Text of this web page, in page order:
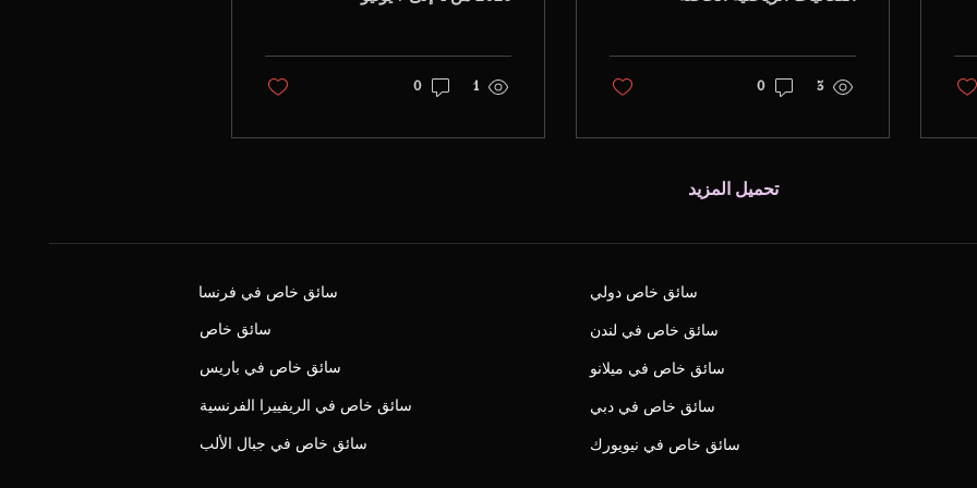
والشركاء، وضيوف كبار
للاستمتاع بتجربة استثنائية
والهيبة. وبهذه المناسبة،
توفر Platinum Paris خدمة
جميع تنقلاتكم بأعلى
فاخرة مخصصة لسباق
لومان 24 ساعة سواء كنتم
أو بالمروحية، فإن سائقينا
3
0
للمعلومات الرسمية
ونادي السيارات في موناكو.
العملاء الخاصون، والعلامات
وموناكو، وكاب د’أنتيب،
1
0
تحميل المزيد
سائق خاص في فرنسا
سائق خاص
سائق خاص في باريس
سائق خاص في الريفييرا الفرنسية
سائق خاص في جبال الألب
سائق خاص دولي
سائق خاص في لندن
سائق خاص في ميلانو
سائق خاص في دبي
سائق خاص في نيويورك